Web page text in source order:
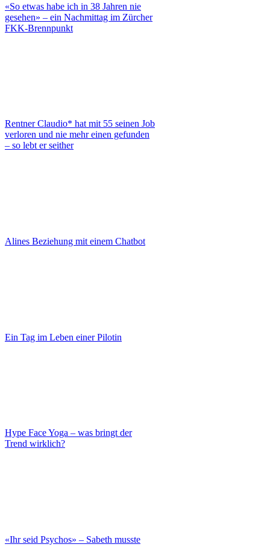
«So etwas habe ich in 38 Jahren nie
gesehen» – ein Nachmittag im Zürcher
FKK-Brennpunkt
Rentner Claudio* hat mit 55 seinen Job
verloren und nie mehr einen gefunden
– so lebt er seither
Alines Beziehung mit einem Chatbot
Ein Tag im Leben einer Pilotin
Hype Face Yoga – was bringt der
Trend wirklich?
«Ihr seid Psychos» – Sabeth musste